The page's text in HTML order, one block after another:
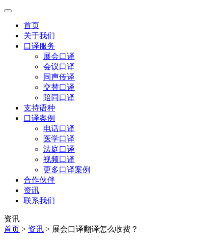
首页
关于我们
口译服务
展会口译
会议口译
同声传译
交替口译
陪同口译
支持语种
口译案例
电话口译
医学口译
法庭口译
视频口译
更多口译案例
合作伙伴
资讯
联系我们
资讯
首页 > 资讯 > 展会口译翻译怎么收费？